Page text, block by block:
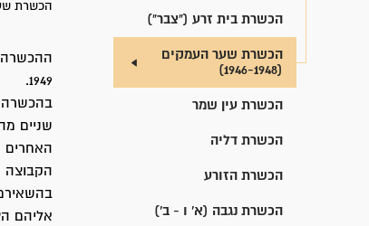
הכשרת בית זרע ("צבר")
הכשרת שער העמקים
(1946-1948)
הכשרת עין שמר
הכשרת דליה
הכשרת הזורע
הכשרת נגבה (א' ו - ב')
הכשרת
1949.
בהכשרה היו 30 חברים: 21
שניים
האחרים
אליהם